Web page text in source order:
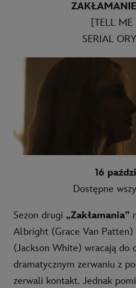
[TELL ME
SERIAL
16
Dostępne
Sezon drugi „Zakłamania”
Albright (Grace Van
(Jackson White) wracają do
dramatycznym zerwaniu z
zerwali kontakt. Jednak